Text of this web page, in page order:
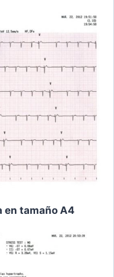
en tamaño A4